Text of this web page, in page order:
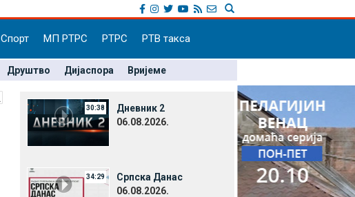
Спорт МП РТРС РТРС РТВ такса
Друштво Дијаспора Вријеме
30:38
Дневник 2
06.08.2026.
34:29
Српска Данас
06.08.2026.